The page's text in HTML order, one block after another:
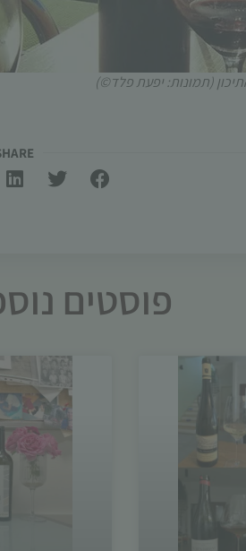
(תמונות: יפעת פלד©)
פוסטים